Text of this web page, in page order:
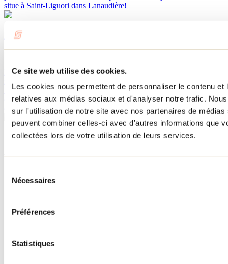
Ce site web utilise des cookies.
Les cookies nous permettent de personnaliser le contenu
relatives aux médias sociaux et d'analyser notre trafic.
sur l'utilisation de notre site avec nos partenaires de
peuvent combiner celles-ci avec d'autres informations que
collectées lors de votre utilisation de leurs services.
Nécessaires
Préférences
Statistiques
situe à Saint-Liguori dans Lanaudière!
Découvertes gourmandes en sillonnant le Piémont
Épicurien à la recherche de nouveautés et d’expériences
touristiques gourmands. En sillonnant le Piémont vous mène au pied
des montagnes, à travers des villages pittoresques, à la découverte
d’entreprises originales qui vous charmeront à coup sûr.
Besoin d'information?
1 800 363-2788
Menu pied de page
Accueil de groupe
Offre aux voyageurs étrangers
À propos
Concours